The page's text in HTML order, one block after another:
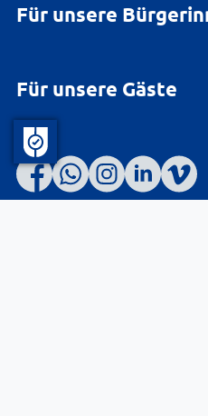
Für unsere
Für unsere Gäste